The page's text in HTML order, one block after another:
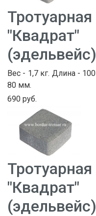
(эдельвейс)
Вес - 1,7 кг. Длина -
80 мм.
690 руб.
(эдельвейс)